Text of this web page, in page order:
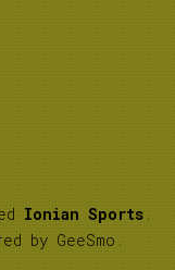
Ionian Sports .
by GeeSmo .